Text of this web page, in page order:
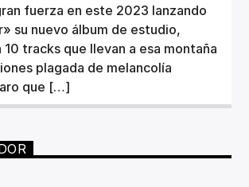
fuerza en este 2023 lanzando
su nuevo álbum de estudio,
tracks que llevan a esa montaña
plagada de melancolía
que […]